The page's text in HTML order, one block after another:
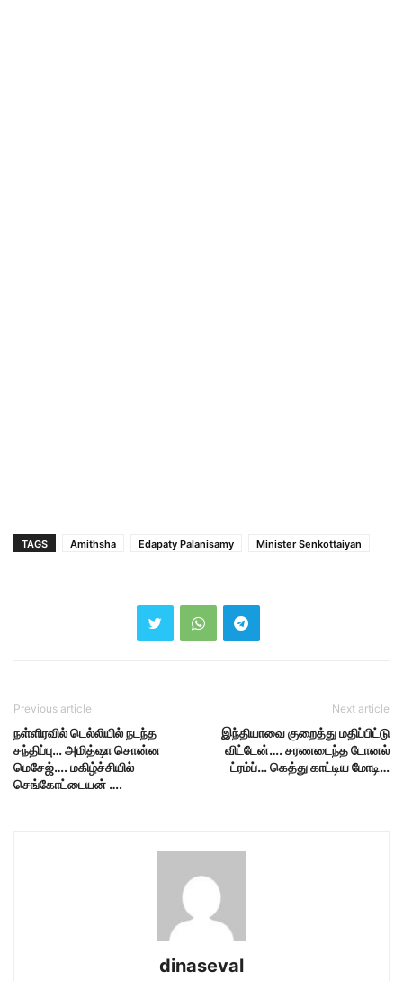
TAGS Amithsha Edapaty Palanisamy Minister Senkottaiyan
Previous article
நள்ளிரவில் டெல்லியில் நடந்த
சந்திப்பு… அமித்ஷா சொன்ன
மெசேஜ்…. மகிழ்ச்சியில்
செங்கோட்டையன் ….
Next article
இந்தியாவை குறைத்து மதிப்பிட்டு
விட்டேன்…. சரணடைந்த டோனல்
ட்ரம்ப்… கெத்து காட்டிய மோடி…
dinaseval